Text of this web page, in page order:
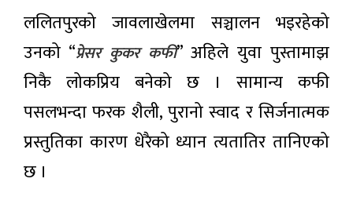
गुनासो
एकीकृत
पोर्टलबाटै
सुनिने :
सरकार’
प्रभावकारी
रूपमा
स्तरोन्नति
४ घण्टा अगाडी
मिडियासँग
हसिनाको
प्रत्यक्ष
कुराकानी,
४ घण्टा अगाडी
ललितपुरको जावलाखेलमा सञ्चालन भइरहेको
उनको “प्रेसर कुकर कफी” अहिले युवा पुस्तामाझ
निकै लोकप्रिय बनेको छ । सामान्य कफी
पसलभन्दा फरक शैली, पुरानो स्वाद र सिर्जनात्मक
प्रस्तुतिका कारण धेरैको ध्यान त्यतातिर तानिएको
छ ।